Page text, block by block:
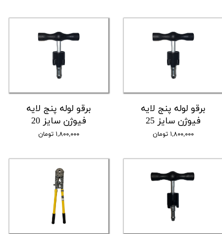
برقو لوله پنج لایه
فیوژن سایز 25
۱,۸۰۰,۰۰۰ تومان
برقو لوله پنج لایه
فیوژن سایز 20
۱,۸۰۰,۰۰۰ تومان